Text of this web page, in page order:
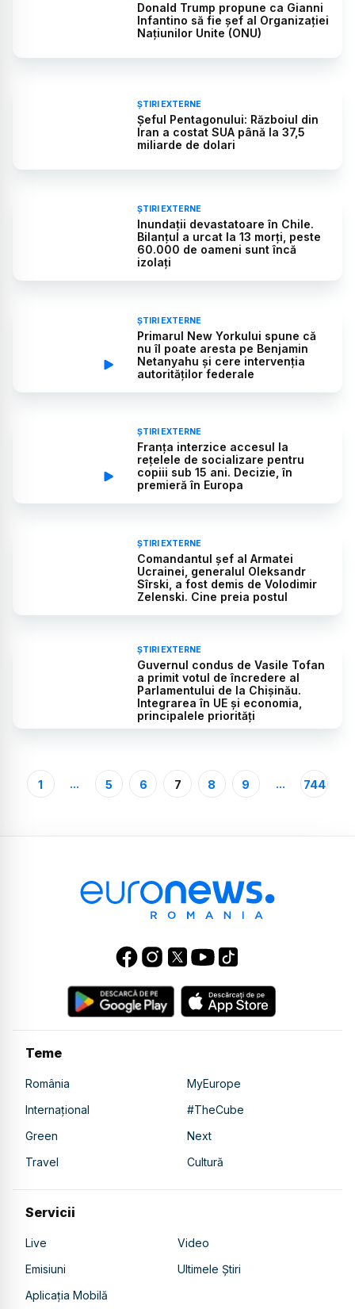
Donald Trump propune ca Gianni
Infantino să fie șef al Organizației
Națiunilor Unite (ONU)
ȘTIRI EXTERNE
Șeful Pentagonului: Războiul din
Iran a costat SUA până la 37,5
miliarde de dolari
ȘTIRI EXTERNE
Inundații devastatoare în Chile.
Bilanțul a urcat la 13 morți, peste
60.000 de oameni sunt încă
izolați
ȘTIRI EXTERNE
Primarul New Yorkului spune că
nu îl poate aresta pe Benjamin
Netanyahu și cere intervenția
autorităților federale
ȘTIRI EXTERNE
Franța interzice accesul la
rețelele de socializare pentru
copiii sub 15 ani. Decizie, în
premieră în Europa
ȘTIRI EXTERNE
Comandantul șef al Armatei
Ucrainei, generalul Oleksandr
Sîrski, a fost demis de Volodimir
Zelenski. Cine preia postul
ȘTIRI EXTERNE
Guvernul condus de Vasile Tofan
a primit votul de încredere al
Parlamentului de la Chișinău.
Integrarea în UE și economia,
principalele priorități
1 ... 5 6 7 8 9 ... 744
Teme
România
MyEurope
Internațional
#TheCube
Green
Next
Travel
Cultură
Servicii
Live
Video
Emisiuni
Ultimele Știri
Aplicația Mobilă